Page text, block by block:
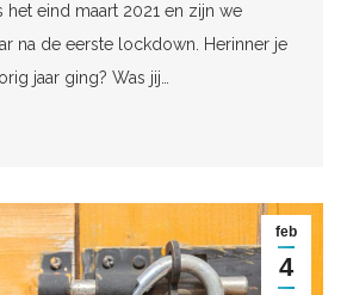
het eind maart 2021 en zijn we
na de eerste lockdown. Herinner je
jaar ging? Was jij…
feb
4